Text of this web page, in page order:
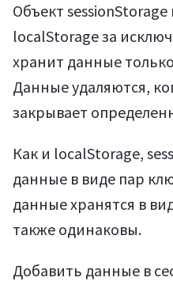
Объект
localStorage за
хранит данные
Данные удаляются,
закрывает
Как и localStorage,
данные в виде пар
данные хранятся в
также одинаковы.
Добавить данные в